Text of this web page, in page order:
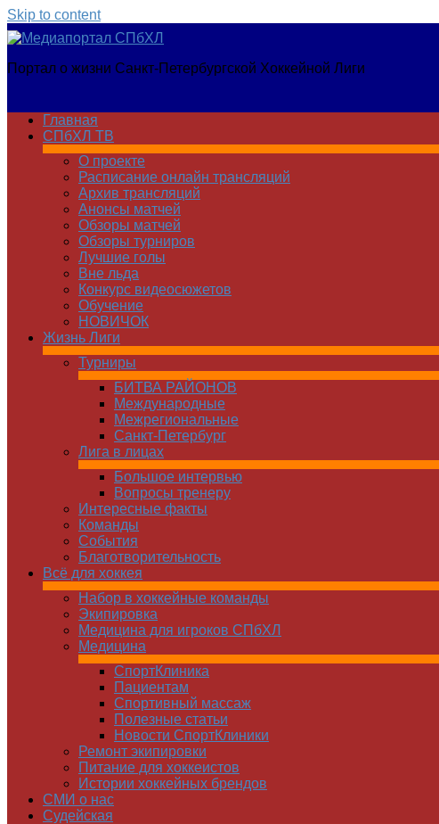
Skip to content
Медиапортал
Портал о жизни Санкт-Петербургской Хоккейной Лиги
Главная
СПбХЛ ТВ
О проекте
Расписание онлайн трансляций
Архив трансляций
Анонсы матчей
Обзоры матчей
Обзоры турниров
Лучшие голы
Вне льда
Конкурс видеосюжетов
Обучение
НОВИЧОК
Жизнь Лиги
Турниры
БИТВА РАЙОНОВ
Международные
Межрегиональные
Санкт-Петербург
Лига в лицах
Большое интервью
Вопросы тренеру
Интересные факты
Команды
Cобытия
Благотворительность
Всё для хоккея
Набор в хоккейные команды
Экипировка
Медицина для игроков СПбХЛ
Медицина
СпортКлиника
Пациентам
Спортивный массаж
Полезные статьи
Новости СпортКлиники
Ремонт экипировки
Питание для хоккеистов
Истории хоккейных брендов
СМИ о нас
Судейская